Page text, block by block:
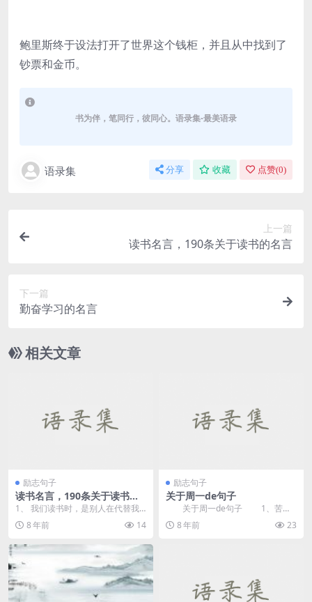
鲍里斯终于设法打开了世界这个钱柜，并且从中找到了
钞票和金币。
书为伴，笔同行，彼同心。语录集-最美语录
语录集 分享 收藏 点赞(0)
上一篇
读书名言，190条关于读书的名言
下一篇
勤奋学习的名言
相关文章
励志句子
读书名言，190条关于读书的
名言
1、 我们读书时，是别人在代替我
们思想，我们只不过重复他的思想
活动的过程而已，犹...
8 年前 14
励志句子
关于周一de句子
关于周一de句子 1、苦不
苦，为了工资累飘动；累不累，为
了工作心操碎；烦...
8 年前 23